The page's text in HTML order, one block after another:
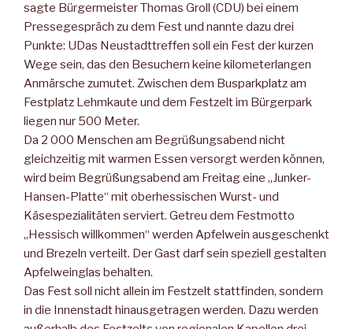
sagte Bürgermeister Thomas Groll (CDU) bei einem
Pressegespräch zu dem Fest und nannte dazu drei
Punkte: UDas Neustadttreffen soll ein Fest der kurzen
Wege sein, das den Besuchern keine kilometerlangen
Anmärsche zumutet. Zwischen dem Busparkplatz am
Festplatz Lehmkaute und dem Festzelt im Bürgerpark
liegen nur 500 Meter.
Da 2 000 Menschen am Begrüßungsabend nicht
gleichzeitig mit warmen Essen versorgt werden können,
wird beim Begrüßungsabend am Freitag eine „Junker-
Hansen-Platte“ mit oberhessischen Wurst- und
Käsespezialitäten serviert. Getreu dem Festmotto
„Hessisch willkommen“ werden Apfelwein ausgeschenkt
und Brezeln verteilt. Der Gast darf sein speziell gestalten
Apfelweinglas behalten.
Das Fest soll nicht allein im Festzelt stattfinden, sondern
in die Innenstadt hinausgetragen werden. Dazu werden